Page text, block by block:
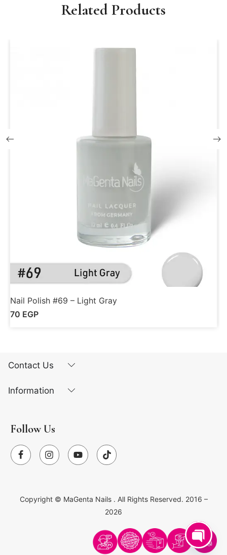
Related Products
Nail Polish #69 – Light Gray
70 EGP
Contact Us
Information
Follow Us
Copyright © MaGenta Nails . All Rights Reserved. 2016 –
2026